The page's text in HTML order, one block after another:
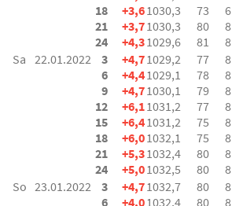
18
21
24
+3,6
+3,7
+4,3
1030,3
1030,3
1029,6
73
80
81
6
8
8
Sa 22.01.2022
3
6
9
12
15
18
21
24
+4,7
+4,4
+4,7
+6,1
+6,4
+6,0
+5,3
+5,0
1029,2
1029,1
1030,1
1031,2
1031,2
1032,1
1032,4
1032,5
77
78
79
77
75
75
80
80
8
8
8
8
8
8
8
8
So 23.01.2022
3
6
+4,7
+4,0
1032,7
1032,4
80
80
8
8